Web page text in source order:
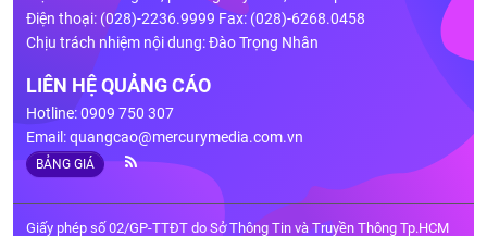
Điện thoại: (028)-2236.9999 Fax: (028)-6268.0458
Chịu trách nhiệm nội dung: Đào Trọng Nhân
LIÊN HỆ QUẢNG CÁO
Hotline: 0909 750 307
Email:quangcao@mercurymedia.com.vn
BẢNG GIÁ
Giấy phép số 02/GP-TTĐT do Sở Thông Tin và Truyền Thông Tp.HCM